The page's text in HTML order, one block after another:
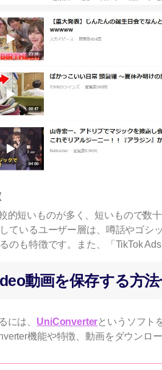
的短いものが多く、短いもので数
ているユーザー層は、噂話やゴシ
のも特徴です。また、「TikTok
動画を保存する方
には、 UniConverterというソフト
機能や特徴、動画をダウンロ